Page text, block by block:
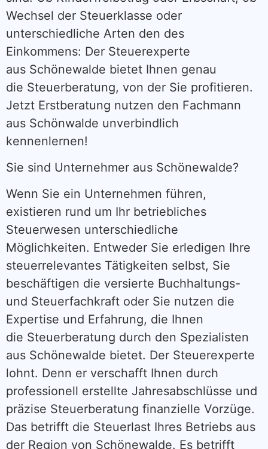
Wechsel der Steuerklasse oder
unterschiedliche Arten den des
Einkommens: Der Steuerexperte
aus Schönewalde bietet Ihnen genau
die Steuerberatung, von der Sie profitieren.
Jetzt Erstberatung nutzen den Fachmann
aus Schönwalde unverbindlich
kennenlernen!
Sie sind Unternehmer aus Schönewalde?
Wenn Sie ein Unternehmen führen,
existieren rund um Ihr betriebliches
Steuerwesen unterschiedliche
Möglichkeiten. Entweder Sie erledigen Ihre
steuerrelevantes Tätigkeiten selbst, Sie
beschäftigen die versierte Buchhaltungs-
und Steuerfachkraft oder Sie nutzen die
Expertise und Erfahrung, die Ihnen
die Steuerberatung durch den Spezialisten
aus Schönewalde bietet. Der Steuerexperte
lohnt. Denn er verschafft Ihnen durch
professionell erstellte Jahresabschlüsse und
präzise Steuerberatung finanzielle Vorzüge.
Das betrifft die Steuerlast Ihres Betriebs aus
der Region von Schönewalde. Es betrifft